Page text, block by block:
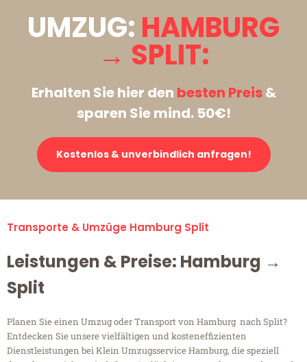
UMZUG: HAMBURG
→ SPLIT:
Erhalten Sie hier den besten Preis&
sparen Sie mind. 50€!
Kostenlos & unverbindlich anfragen!
Transporte & Umzüge Hamburg Split
Leistungen & Preise: Hamburg →
Split
Planen Sie einen Umzug oder Transport von Hamburg nach Split?
Entdecken Sie unsere vielfältigen und kosteneffizienten
Dienstleistungen bei Klein Umzugsservice Hamburg, die speziell